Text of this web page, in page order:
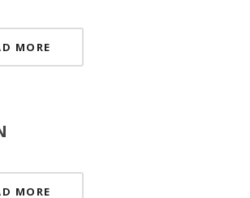
MORE
MORE